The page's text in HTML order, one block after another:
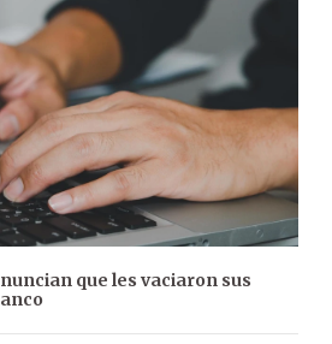
que les vaciaron sus